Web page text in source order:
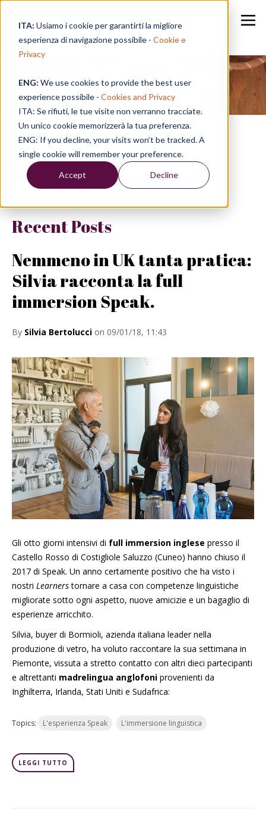
ITA: Usiamo i cookie per garantirti la migliore
esperienza di navigazione possibile - Cookie e
Privacy
ENG: We use cookies to provide the best user
experience possibile - Cookies and Privacy
ITA: Se rifiuti, le tue visite non verranno tracciate.
Un unico cookie memorizzerà la tua preferenza.
ENG: If you decline, your visits won’t be tracked. A
single cookie will remember your preference.
Accept Decline
Speak in a Week
Silvia Bertolucci
Find me on:
Recent Posts
Nemmeno in UK tanta pratica:
Silvia racconta la full
immersion Speak.
By Silvia Bertolucci on 09/01/18, 11:43
Gli otto giorni intensivi di full immersion inglese presso il
Castello Rosso di Costigliole Saluzzo (Cuneo) hanno chiuso il
2017 di Speak. Un anno certamente positivo che ha visto i
nostri Learnerstornare a casa con competenze linguistiche
migliorate sotto ogni aspetto, nuove amicizie e un bagaglio di
esperienze arricchito.
Silvia, buyer di Bormioli, azienda italiana leader nella
produzione di vetro, ha voluto raccontare la sua settimana in
Piemonte, vissuta a stretto contatto con altri dieci partecipanti
e altrettanti madrelingua anglofoni provenienti da
Inghilterra, Irlanda, Stati Uniti e Sudafrica:
Topics: L'esperienza Speak L'immersione linguistica
LEGGI TUTTO